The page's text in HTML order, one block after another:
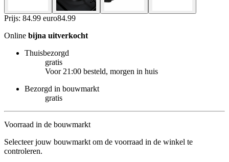
Prijs: 84.99 euro84.99
Online bijna uitverkocht
Thuisbezorgd
gratis
Voor 21:00 besteld, morgen in huis
Bezorgd in bouwmarkt
gratis
Voorraad in de bouwmarkt
Selecteer jouw bouwmarkt om de voorraad in de winkel te
controleren.